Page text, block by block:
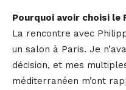
Pourquoi avoir choisi le
La rencontre avec
un salon à Paris. Je
décision, et mes
méditerranéen m’ont